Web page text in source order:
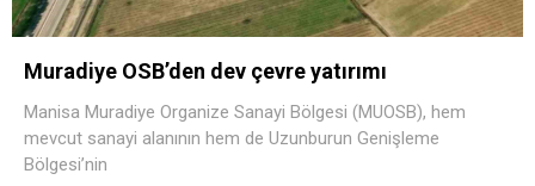
Muradiye OSB’den dev çevre yatırımı
Manisa Muradiye Organize Sanayi Bölgesi (MUOSB), hem
mevcut sanayi alanının hem de Uzunburun Genişleme
Bölgesi’nin